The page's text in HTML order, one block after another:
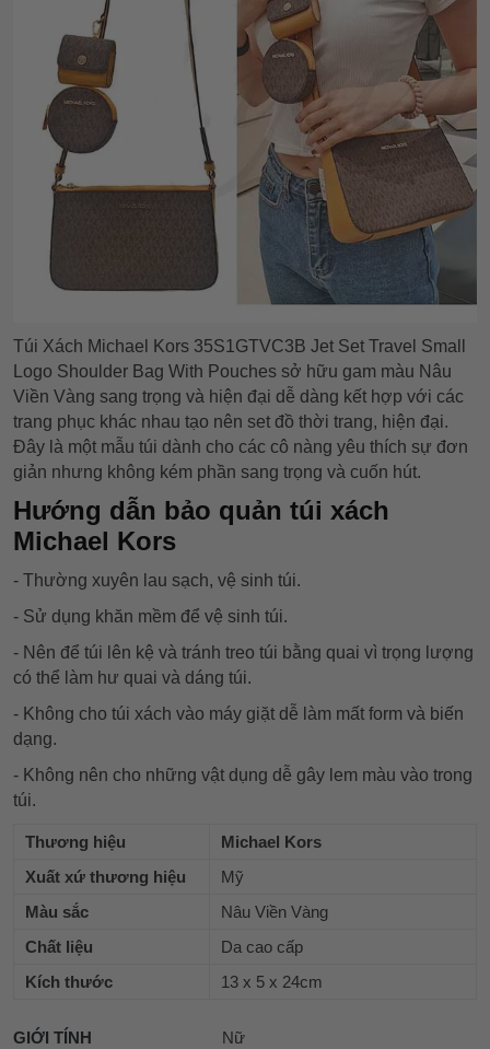
Túi Xách Michael Kors 35S1GTVC3B Jet Set Travel Small
Logo Shoulder Bag With Pouches sở hữu gam màu Nâu
Viền Vàng sang trọng và hiện đại dễ dàng kết hợp với các
trang phục khác nhau tạo nên set đồ thời trang, hiện đại.
Đây là một mẫu túi dành cho các cô nàng yêu thích sự đơn
giản nhưng không kém phần sang trọng và cuốn hút.
Hướng dẫn bảo quản túi xách
Michael Kors
- Thường xuyên lau sạch, vệ sinh túi.
- Sử dụng khăn mềm để vệ sinh túi.
- Nên để túi lên kệ và tránh treo túi bằng quai vì trọng lượng
có thể làm hư quai và dáng túi.
- Không cho túi xách vào máy giặt dễ làm mất form và biến
dạng.
- Không nên cho những vật dụng dễ gây lem màu vào trong
túi.
Thương hiệu
Michael Kors
Xuất xứ thương hiệu
Mỹ
Màu sắc
Nâu Viền Vàng
Chất liệu
Da cao cấp
Kích thước
13 x 5 x 24cm
GIỚI TÍNH Nữ